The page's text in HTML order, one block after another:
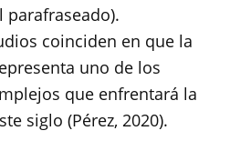
parafraseado).
coinciden en que la
uno de los
que enfrentará la
siglo (Pérez, 2020).